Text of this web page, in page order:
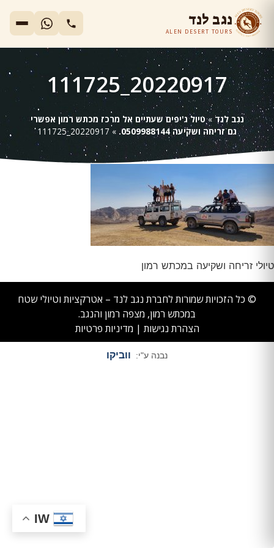
נגב לנד
ALEN DESERT TOURS
20220917_111725
נגב לנד»טיול ג'יפים שעתיים אל מרכז מכתש רמון אפשרי
גם זריחה ושקיעה 0509988144.
»
20220917_111725
טיולי זריחה ושקיעה במכתש רמון
© כל הזכויות שמורות לחברת נגב לנד – אטרקציות וטיולי שטח
במכתש רמון, מצפה רמון והנגב.
הצהרת נגישות | מדיניות פרטיות
נבנה ע"י: ווביקו
IW